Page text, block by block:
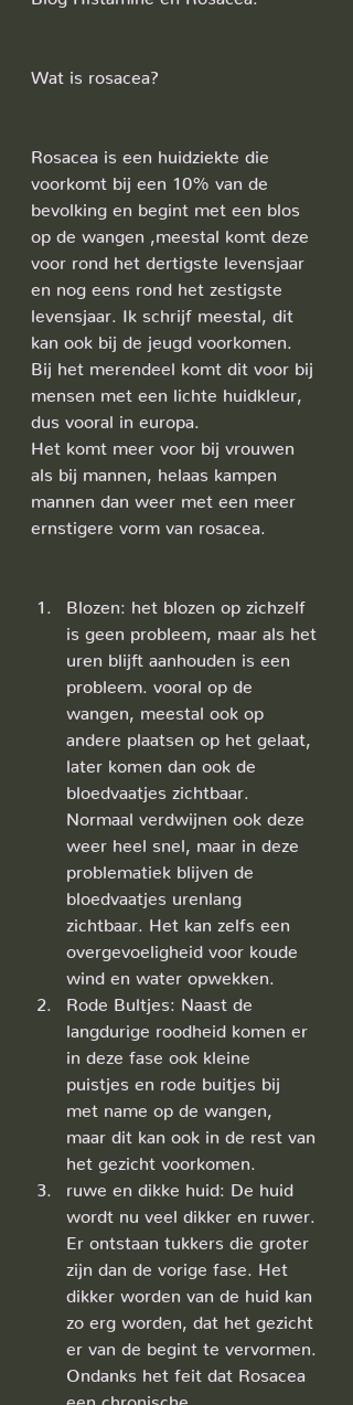
Wat is rosacea?
Rosacea is een huidziekte die
voorkomt bij een 10% van de
bevolking en begint met een blos
op de wangen ,meestal komt deze
voor rond het dertigste levensjaar
en nog eens rond het zestigste
levensjaar. Ik schrijf meestal, dit
kan ook bij de jeugd voorkomen.
Bij het merendeel komt dit voor bij
mensen met een lichte huidkleur,
dus vooral in europa.
Het komt meer voor bij vrouwen
als bij mannen, helaas kampen
mannen dan weer met een meer
ernstigere vorm van rosacea.
Blozen: het blozen op zichzelf
is geen probleem, maar als het
uren blijft aanhouden is een
probleem. vooral op de
wangen, meestal ook op
andere plaatsen op het gelaat,
later komen dan ook de
bloedvaatjes zichtbaar.
Normaal verdwijnen ook deze
weer heel snel, maar in deze
problematiek blijven de
bloedvaatjes urenlang
zichtbaar. Het kan zelfs een
overgevoeligheid voor koude
wind en water opwekken.
Rode Bultjes: Naast de
langdurige roodheid komen er
in deze fase ook kleine
puistjes en rode buitjes bij
met name op de wangen,
maar dit kan ook in de rest van
het gezicht voorkomen.
ruwe en dikke huid: De huid
wordt nu veel dikker en ruwer.
Er ontstaan tukkers die groter
zijn dan de vorige fase. Het
dikker worden van de huid kan
zo erg worden, dat het gezicht
er van de begint te vervormen.
Ondanks het feit dat Rosacea
een chronische